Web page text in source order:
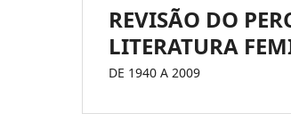
REVISÃO DO
LITERATURA
DE 1940 A 2009